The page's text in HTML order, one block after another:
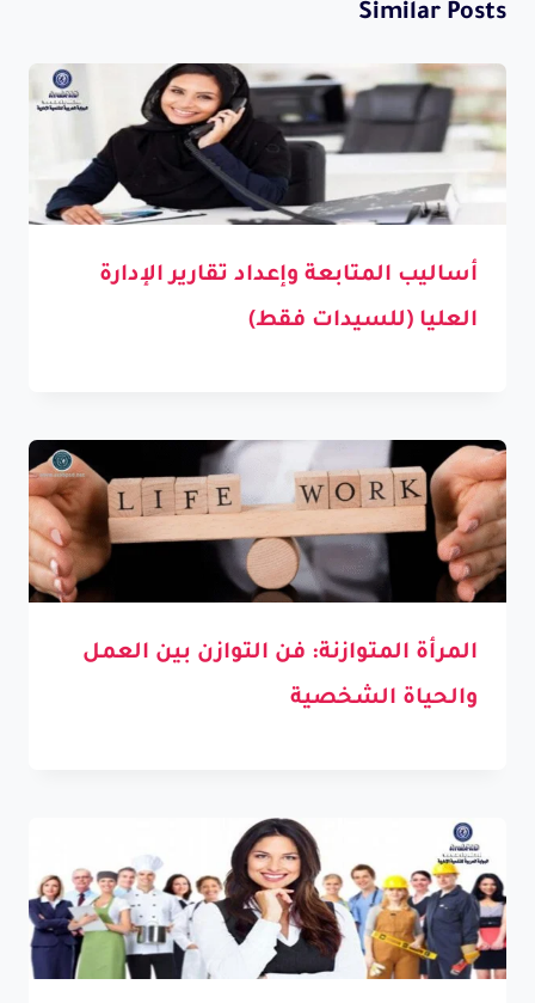
Similar Posts
أساليب المتابعة وإعداد تقارير الإدارة
العليا (للسيدات فقط)
المرأة المتوازنة: فن التوازن بين العمل
والحياة الشخصية